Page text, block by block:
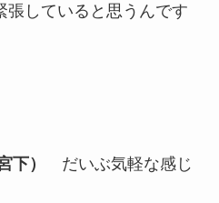
張していると思うんです
下） だいぶ気軽な感じ